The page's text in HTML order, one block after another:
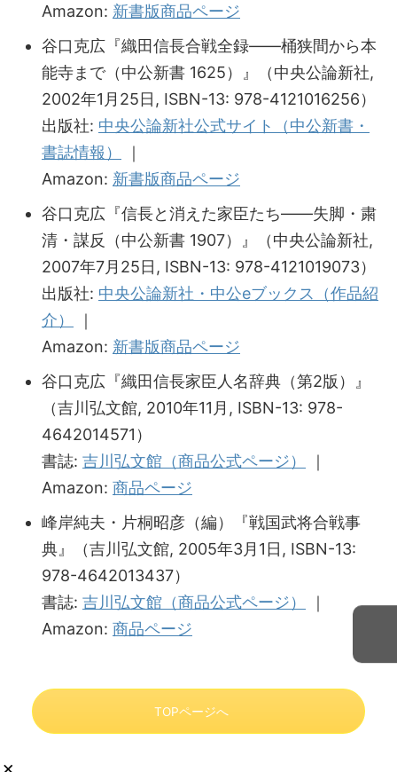
Amazon: 新書版商品ページ
谷口克広『織田信長合戦全録――桶狭間から本
能寺まで（中公新書 1625）』（中央公論新社,
2002年1月25日, ISBN-13: 978-4121016256）
出版社: 中央公論新社公式サイト（中公新書・
書誌情報）
｜
Amazon: 新書版商品ページ
谷口克広『信長と消えた家臣たち――失脚・粛
清・謀反（中公新書 1907）』（中央公論新社,
2007年7月25日, ISBN-13: 978-4121019073）
出版社: 中央公論新社・中公eブックス（作品紹
介）
｜
Amazon: 新書版商品ページ
谷口克広『織田信長家臣人名辞典（第2版）』
（吉川弘文館, 2010年11月, ISBN-13: 978-
4642014571）
書誌: 吉川弘文館（商品公式ページ）
｜
Amazon: 商品ページ
峰岸純夫・片桐昭彦（編）『戦国武将合戦事
典』（吉川弘文館, 2005年3月1日, ISBN-13:
978-4642013437）
書誌: 吉川弘文館（商品公式ページ）
｜
Amazon: 商品ページ
TOPページへ